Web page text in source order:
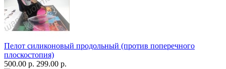
Пелот силиконовый продольный (против поперечного
плоскостопия)
500.00 р. 299.00 р.